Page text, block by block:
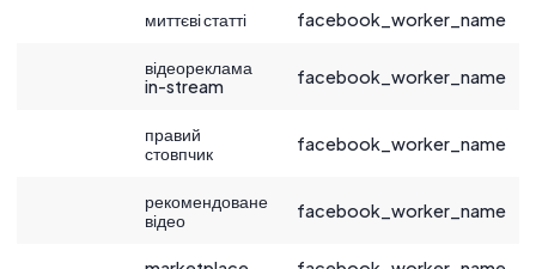
миттєві статті facebook_worker_name
відеореклама
in-stream
facebook_worker_name
правий
стовпчик
facebook_worker_name
рекомендоване
відео
facebook_worker_name